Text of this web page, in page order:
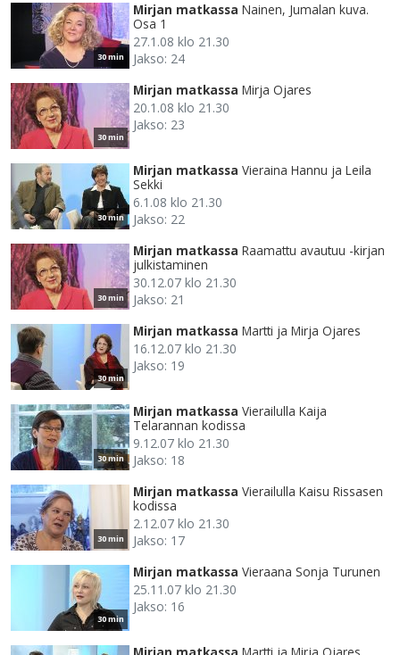
30 min
Mirjan matkassa Nainen, Jumalan kuva.
Osa 1
27.1.08 klo 21.30
Jakso: 24
30 min
Mirjan matkassa Mirja Ojares
20.1.08 klo 21.30
Jakso: 23
30 min
Mirjan matkassa Vieraina Hannu ja Leila
Sekki
6.1.08 klo 21.30
Jakso: 22
30 min
Mirjan matkassa Raamattu avautuu -kirjan
julkistaminen
30.12.07 klo 21.30
Jakso: 21
30 min
Mirjan matkassa Martti ja Mirja Ojares
16.12.07 klo 21.30
Jakso: 19
30 min
Mirjan matkassa Vierailulla Kaija
Telarannan kodissa
9.12.07 klo 21.30
Jakso: 18
30 min
Mirjan matkassa Vierailulla Kaisu Rissasen
kodissa
2.12.07 klo 21.30
Jakso: 17
30 min
Mirjan matkassa Vieraana Sonja Turunen
25.11.07 klo 21.30
Jakso: 16